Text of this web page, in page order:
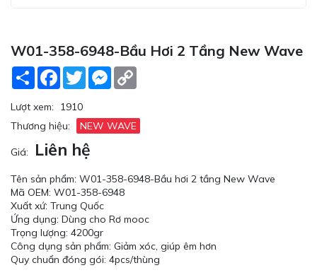
W01-358-6948-Bầu Hơi 2 Tầng New Wave
Share Facebook
TwitterMessenger
Lượt xem:
1910
Thương hiệu:
NEW WAVE
Giá: Liên hệ
Tên sản phẩm: W01-358-6948-Bầu hơi 2 tầng New Wave
Mã OEM: W01-358-6948
Xuất xứ: Trung Quốc
Ứng dụng: Dùng cho Rơ mooc
Trọng lượng: 4200gr
Công dụng sản phẩm: Giảm xóc, giúp êm hơn
Quy chuẩn đóng gói: 4pcs/thùng